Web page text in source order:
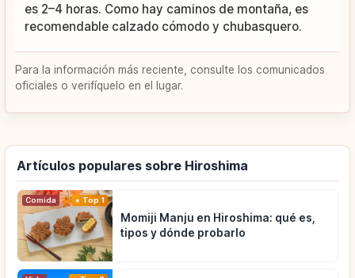
es 2–4 horas. Como hay caminos de montaña, es
recomendable calzado cómodo y chubasquero.
Para la información más reciente, consulte los comunicados
oficiales o verifíquelo en el lugar.
Artículos populares sobre Hiroshima
Comida Top 1
Momiji Manju en Hiroshima: qué es,
tipos y dónde probarlo